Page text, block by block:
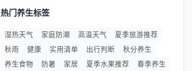
热门养生标签
湿热天气 家庭防潮 高温天气
夏季旅游推荐
秋雨
健康 实用清单 出行判断
秋分养生
养生食物
防暑 家居 夏季水果推荐
春季养生